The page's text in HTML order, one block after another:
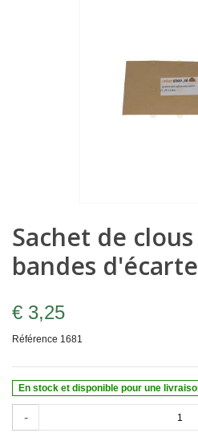
Sachet de
bandes
€ 3,25
Référence 1681
En stock et disponible pour une
-